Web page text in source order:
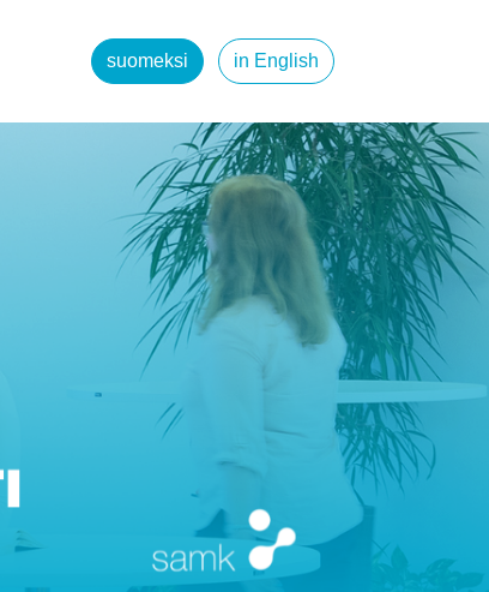
suomeksi in English